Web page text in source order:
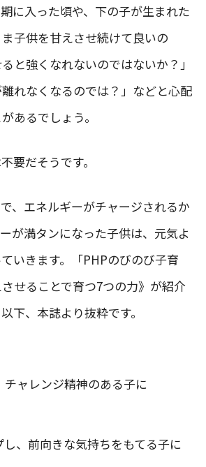
に入った頃や、下の子が生まれた
子供を甘えさせ続けて良いの
と強くなれないのではないか？」
離れなくなるのでは？」などと心配
あるでしょう。
要だそうです。
、エネルギーがチャージされるか
が満タンになった子供は、元気よ
いきます。「PHPのびのび子育
せることで育つ7つの力》が紹介
下、本誌より抜粋です。
ャレンジ精神のある子に
、前向きな気持ちをもてる子に